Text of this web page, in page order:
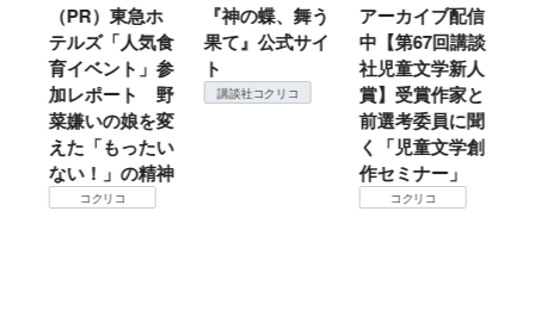
（PR）東急ホ
テルズ「人気食
育イベント」参
加レポート 野
菜嫌いの娘を変
えた「もったい
ない！」の精神
コクリコ
『神の蝶、舞う
果て』公式サイ
ト
講談社コクリコ
アーカイブ配信
中【第67回講談
社児童文学新人
賞】受賞作家と
前選考委員に聞
く「児童文学創
作セミナー」
コクリコ